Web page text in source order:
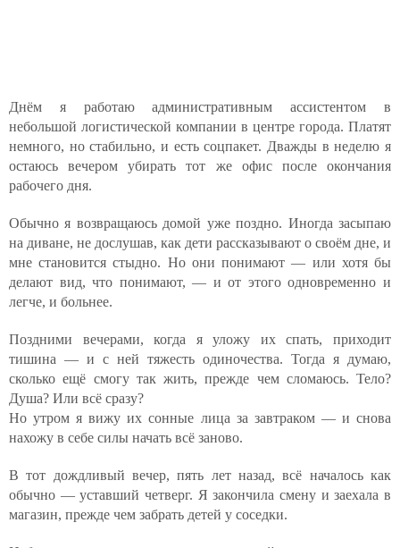
Днём я работаю административным ассистентом в
небольшой логистической компании в центре города. Платят
немного, но стабильно, и есть соцпакет. Дважды в неделю я
остаюсь вечером убирать тот же офис после окончания
рабочего дня.
Обычно я возвращаюсь домой уже поздно. Иногда засыпаю
на диване, не дослушав, как дети рассказывают о своём дне, и
мне становится стыдно. Но они понимают — или хотя бы
делают вид, что понимают, — и от этого одновременно и
легче, и больнее.
Поздними вечерами, когда я уложу их спать, приходит
тишина — и с ней тяжесть одиночества. Тогда я думаю,
сколько ещё смогу так жить, прежде чем сломаюсь. Тело?
Душа? Или всё сразу?
Но утром я вижу их сонные лица за завтраком — и снова
нахожу в себе силы начать всё заново.
В тот дождливый вечер, пять лет назад, всё началось как
обычно — уставший четверг. Я закончила смену и заехала в
магазин, прежде чем забрать детей у соседки.